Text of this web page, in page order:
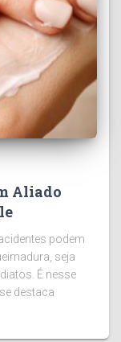
Aliado
podem
seja
É nesse
destaca